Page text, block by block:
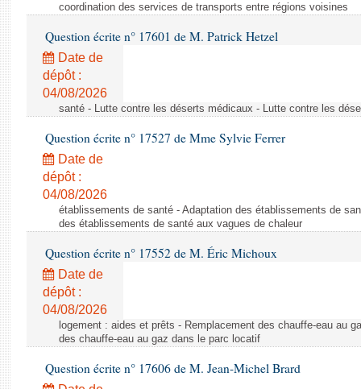
coordination des services de transports entre régions voisines
Question écrite n° 17601 de M. Patrick Hetzel
Date de
dépôt :
04/08/2026
santé - Lutte contre les déserts médicaux - Lutte contre les
Question écrite n° 17527 de Mme Sylvie Ferrer
Date de
dépôt :
04/08/2026
établissements de santé - Adaptation des établissements de
des établissements de santé aux vagues de chaleur
Question écrite n° 17552 de M. Éric Michoux
Date de
dépôt :
04/08/2026
logement : aides et prêts - Remplacement des chauffe-eau au
des chauffe-eau au gaz dans le parc locatif
Question écrite n° 17606 de M. Jean-Michel Brard